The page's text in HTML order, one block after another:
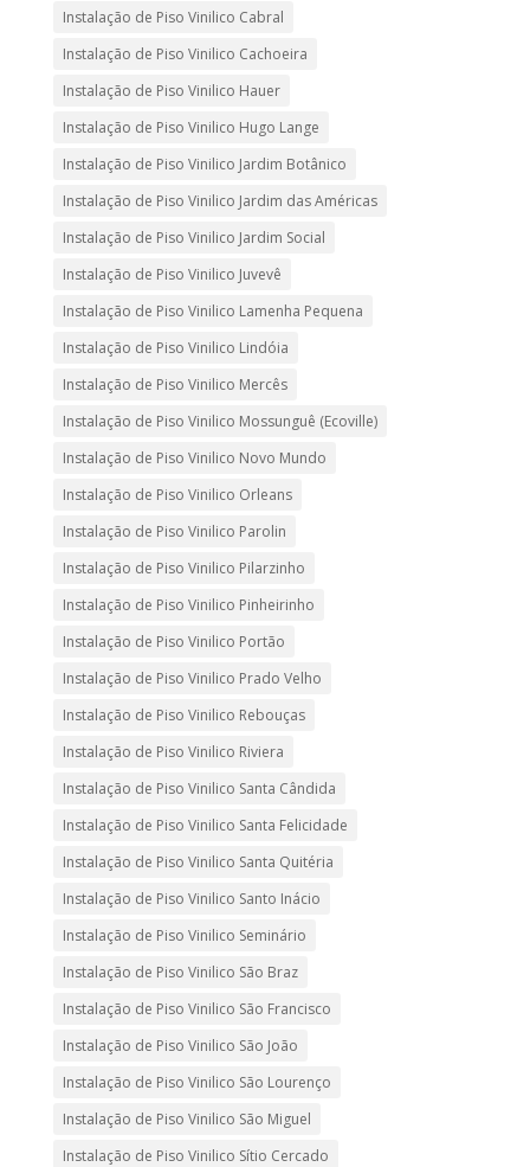
Instalação de Piso Vinilico Cabral
Instalação de Piso Vinilico Cachoeira
Instalação de Piso Vinilico Hauer
Instalação de Piso Vinilico Hugo Lange
Instalação de Piso Vinilico Jardim Botânico
Instalação de Piso Vinilico Jardim das Américas
Instalação de Piso Vinilico Jardim Social
Instalação de Piso Vinilico Juvevê
Instalação de Piso Vinilico Lamenha Pequena
Instalação de Piso Vinilico Lindóia
Instalação de Piso Vinilico Mercês
Instalação de Piso Vinilico Mossunguê (Ecoville)
Instalação de Piso Vinilico Novo Mundo
Instalação de Piso Vinilico Orleans
Instalação de Piso Vinilico Parolin
Instalação de Piso Vinilico Pilarzinho
Instalação de Piso Vinilico Pinheirinho
Instalação de Piso Vinilico Portão
Instalação de Piso Vinilico Prado Velho
Instalação de Piso Vinilico Rebouças
Instalação de Piso Vinilico Riviera
Instalação de Piso Vinilico Santa Cândida
Instalação de Piso Vinilico Santa Felicidade
Instalação de Piso Vinilico Santa Quitéria
Instalação de Piso Vinilico Santo Inácio
Instalação de Piso Vinilico Seminário
Instalação de Piso Vinilico São Braz
Instalação de Piso Vinilico São Francisco
Instalação de Piso Vinilico São João
Instalação de Piso Vinilico São Lourenço
Instalação de Piso Vinilico São Miguel
Instalação de Piso Vinilico Sítio Cercado